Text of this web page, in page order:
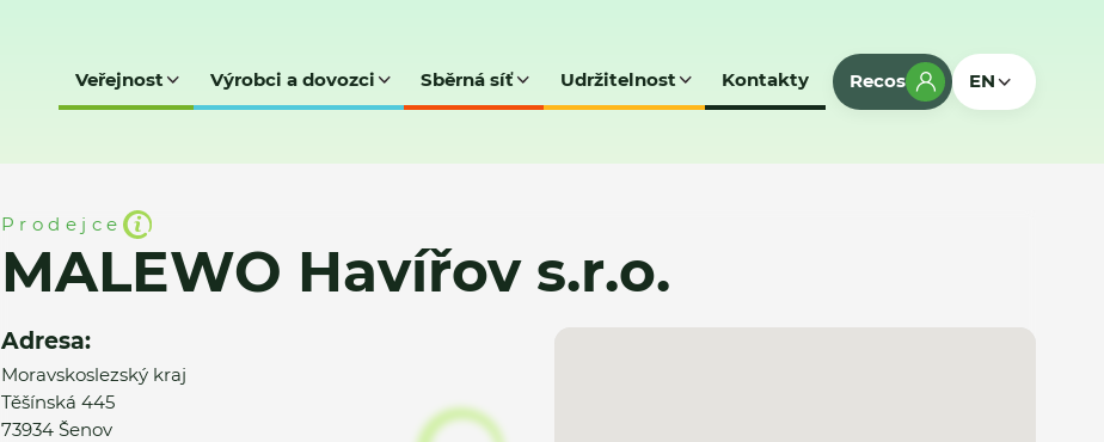
Veřejnost Výrobci a dovozci Sběrná síť Udržitelnost Kontakty Recos EN
Prodejce
MALEWO Havířov s.r.o.
Adresa:
Moravskoslezský kraj
Těšínská 445
73934 Šenov